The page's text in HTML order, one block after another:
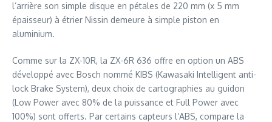
l’arrière son simple disque en pétales de 220 mm (x 5 mm
épaisseur) à étrier Nissin demeure à simple piston en
aluminium.
Comme sur la ZX-10R, la ZX-6R 636 offre en option un ABS
développé avec Bosch nommé KIBS (Kawasaki Intelligent anti-
lock Brake System), deux choix de cartographies au guidon
(Low Power avec 80% de la puissance et Full Power avec
100%) sont offerts. Par certains capteurs l’ABS, compare la